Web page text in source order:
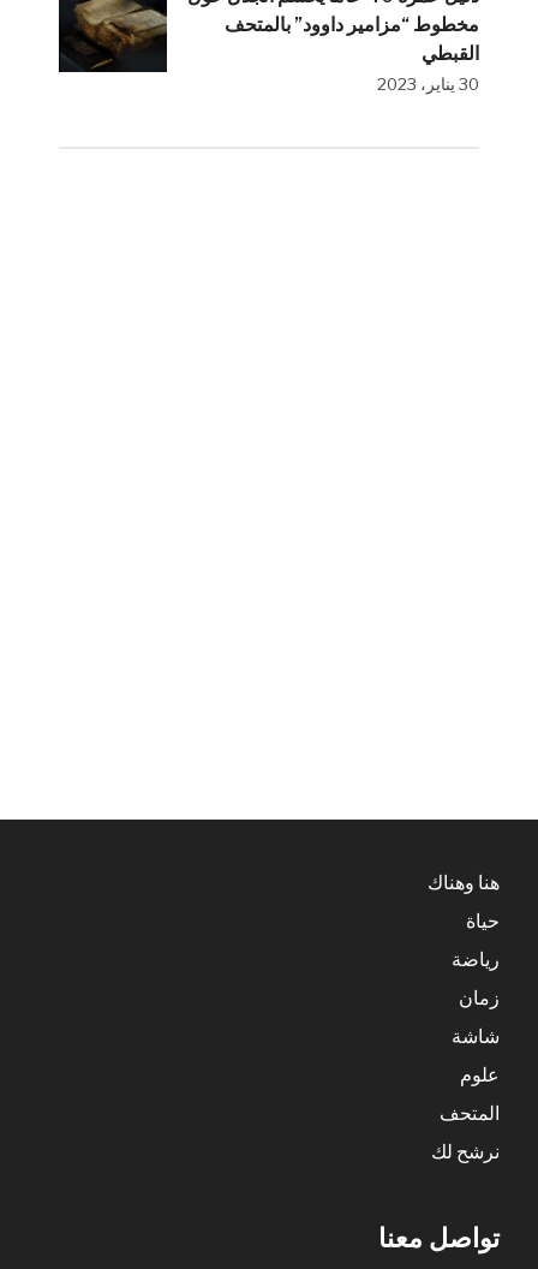
مخطوط “مزامير داوود” بالمتحف
القبطي
30 يناير، 2023
هنا وهناك
حياة
رياضة
زمان
شاشة
علوم
المتحف
نرشح لك
تواصل معنا